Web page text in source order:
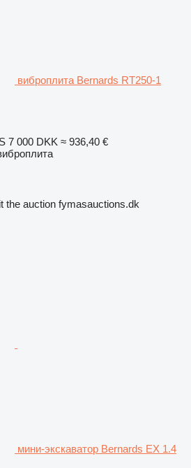
виброплита Bernards RT250-1
7 000 DKK ≈ 936,40 €
the auction fymasauctions.dk
мини-экскаватор Bernards EX 1.4